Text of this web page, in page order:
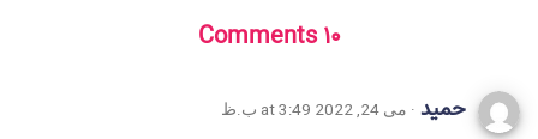
10 Comments
حمید · می 24, 2022 at 3:49 ب.ظ